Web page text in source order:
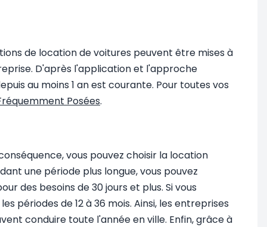
de location de voitures peuvent être mises à
D'après l'application et l'approche
au moins 1 an est courante. Pour toutes vos
Posées.
vous pouvez choisir la location
une période plus longue, vous pouvez
des besoins de 30 jours et plus. Si vous
périodes de 12 à 36 mois. Ainsi, les entreprises
conduire toute l'année en ville. Enfin, grâce à